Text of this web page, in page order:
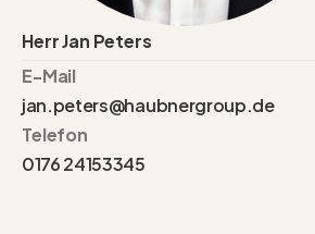
Herr Jan Peters
E-Mail
jan.peters@haubnergroup.de
Telefon
0176 24153345